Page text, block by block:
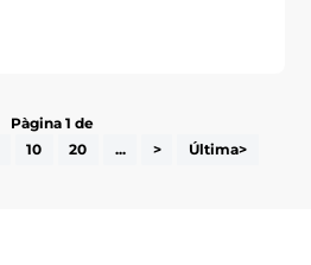
Pàgina 1 de
10 20 ... > Última>